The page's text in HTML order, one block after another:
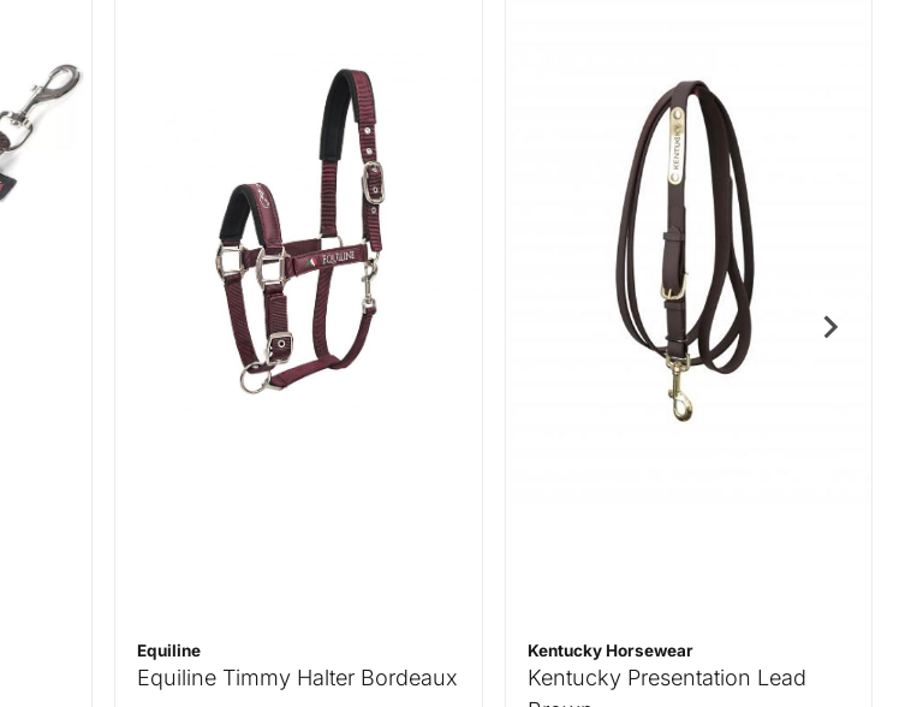
Equiline
Equiline Timmy Halter Bordeaux
Kentucky Horsewear
Kentucky Presentation Lead